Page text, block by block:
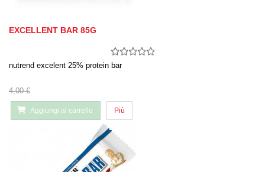
EXCELLENT BAR 85G
nutrend excelent 25% protein bar
4,00 €
Aggiungi al carrello Più